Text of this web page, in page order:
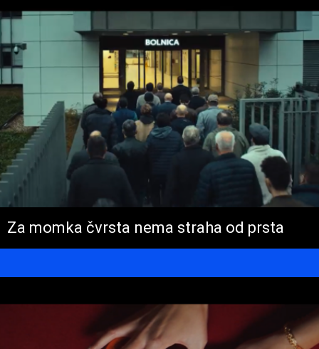
Za momka čvrsta nema straha od prsta